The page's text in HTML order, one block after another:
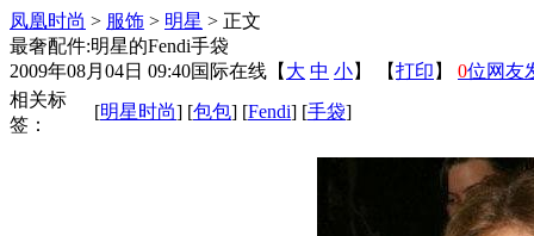
凤凰时尚 > 服饰 > 明星 > 正文
最奢配件:明星的Fendi手袋
2009年08月04日 09:40国际在线 【 大 中 小】 【打印 】 0位网友
相关标
签：
[明星时尚] [包包] [Fendi] [手袋]